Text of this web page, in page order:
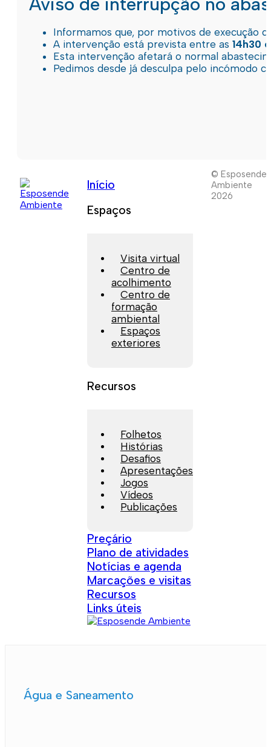
Informamos que, por motivos de execução
A intervenção está prevista entre as 14h30
Esta intervenção afetará o normal
Pedimos desde já desculpa pelo incómodo
Início
Espaços
Visita virtual
Centro de
acolhimento
Centro de
formação
ambiental
Espaços
exteriores
Recursos
Folhetos
Histórias
Desafios
Apresentações
Jogos
Vídeos
Publicações
Preçário
Plano de atividades
Notícias e agenda
Marcações e visitas
Recursos
Links úteis
© Esposende
Ambiente
2026
Água e Saneamento